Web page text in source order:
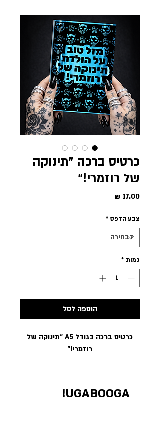
כרטיס ברכה ״תינוקה
של רוזמרי!״
צבע הדפס *
כמות *
הוספה לסל
כרטיס ברכה בגודל A5 ״תינוקה של
רוזמרי!״
UGABOOGA!